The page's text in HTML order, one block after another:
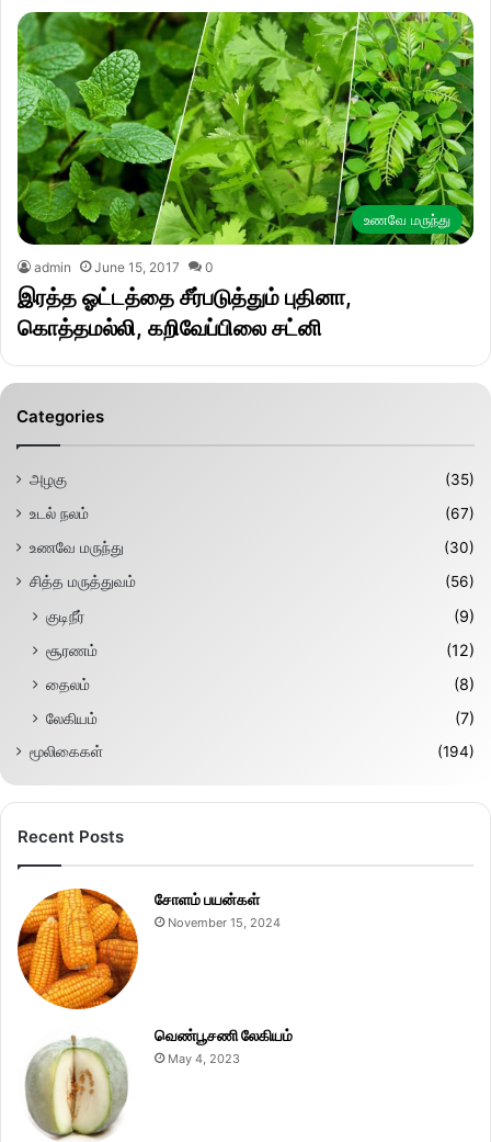
உணவே மருந்து
admin June 15, 2017 0
இரத்த ஓட்டத்தை சீர்படுத்தும் புதினா,
கொத்தமல்லி, கறிவேப்பிலை சட்னி
Categories
அழகு
(35)
உடல் நலம்
(67)
உணவே மருந்து
(30)
சித்த மருத்துவம்
(56)
குடிநீர்
(9)
சூரணம்
(12)
தைலம்
(8)
லேகியம்
(7)
மூலிகைகள் (194)
Recent Posts
சோளம் பயன்கள்
November 15, 2024
வெண்பூசணி லேகியம்
May 4, 2023